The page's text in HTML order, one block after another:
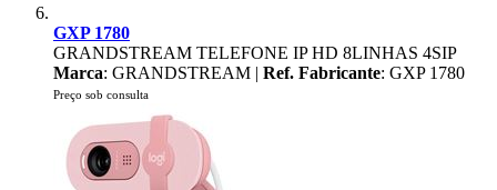
GXP 1780
GRANDSTREAM TELEFONE IP HD 8LINHAS 4SIP
Marca: GRANDSTREAM | Ref. Fabricante: GXP 1780
Preço sob consulta